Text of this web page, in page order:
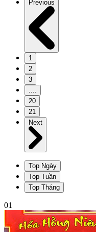
Previous
1
2
3
....
20
21
Next
Top Ngày
Top Tuần
Top Tháng
01